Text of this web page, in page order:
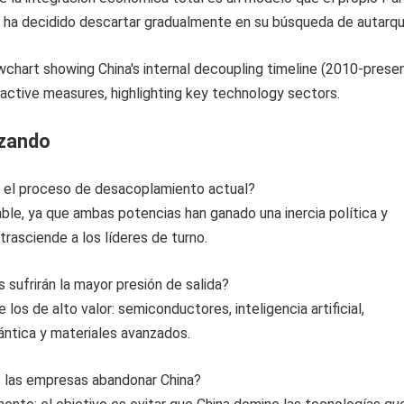
ha decidido descartar gradualmente en su búsqueda de
el proceso de desacoplamiento actual?
ya que ambas potencias han ganado una inercia política y
a los líderes de turno.
sufrirán la mayor presión de salida?
los de alto valor: semiconductores, inteligencia artificial,
y materiales avanzados.
empresas abandonar China?